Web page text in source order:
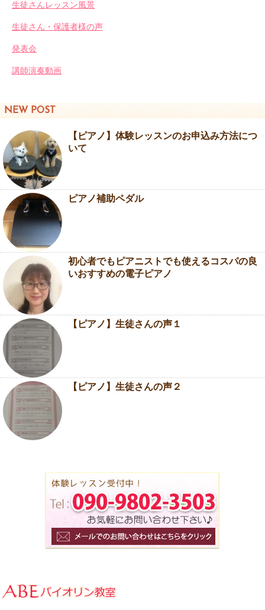
生徒さんレッスン風景
生徒さん・保護者様の声
発表会
講師演奏動画
NEW POST
【ピアノ】体験レッスンのお申込み方法につ
いて
ピアノ補助ペダル
初心者でもピアニストでも使えるコスパの良
いおすすめの電子ピアノ
【ピアノ】生徒さんの声１
【ピアノ】生徒さんの声２